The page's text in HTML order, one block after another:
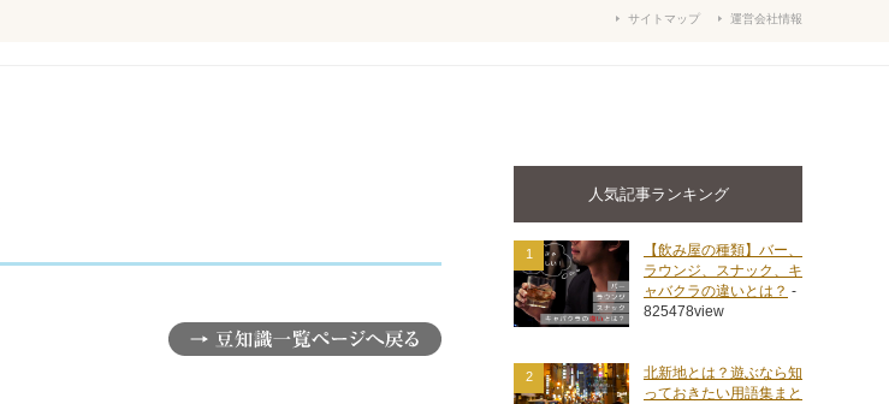
運営会社情報
サイトマップ
人気記事ランキング
1
【飲み屋の種類】バー、
ラウンジ、スナック、キ
ャバクラの違いとは？ -
825478view
2
北新地とは？遊ぶなら知
っておきたい用語集まと